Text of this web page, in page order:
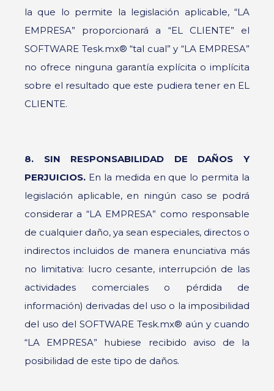
la que lo permite la legislación aplicable, “LA
EMPRESA” proporcionará a “EL CLIENTE” el
SOFTWARE Tesk.mx® “tal cual” y “LA EMPRESA”
no ofrece ninguna garantía explícita o implícita
sobre el resultado que este pudiera tener en EL
CLIENTE.
8. SIN RESPONSABILIDAD DE DAÑOS Y
PERJUICIOS. En la medida en que lo permita la
legislación aplicable, en ningún caso se podrá
considerar a “LA EMPRESA” como responsable
de cualquier daño, ya sean especiales, directos o
indirectos incluidos de manera enunciativa más
no limitativa: lucro cesante, interrupción de las
actividades comerciales o pérdida de
información) derivadas del uso o la imposibilidad
del uso del SOFTWARE Tesk.mx® aún y cuando
“LA EMPRESA” hubiese recibido aviso de la
posibilidad de este tipo de daños.